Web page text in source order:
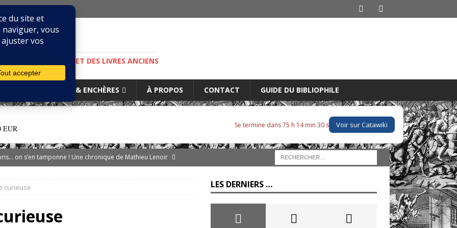
DE LA BIBLIOPHILIE ET DES LIVRES ANCIENS
MARCHÉ & ENCHÈRES À PROPOS CONTACT GUIDE DU BIBLIOPHILE
EUR Se termine dans 75 h 14 min 28 s Voir sur Catawiki
on s’en tamponne ! Une chronique de Mathieu Lenoir
d’Adso de Melk : Le Dernier Templier
— Livres singuliers croisés sur eBay et Catawiki
curieuse LES DERNIERS …